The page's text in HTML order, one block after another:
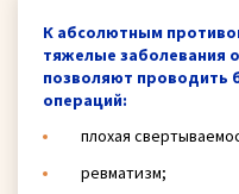
К абсолютным
тяжелые заболевания
позволяют проводить
операций:
плохая
ревматизм;